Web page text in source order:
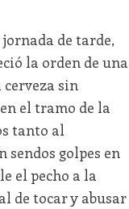
de tarde,
la orden de una
sin
el tramo de la
tanto al
sendos golpes en
el pecho a la
de tocar y abusar